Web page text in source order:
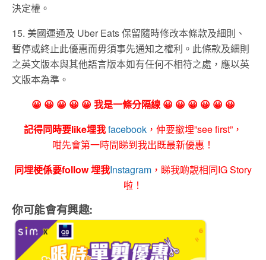
決定權。
15. 美國運通及 Uber Eats 保留隨時修改本條款及細則、
暫停或終止此優惠而毋須事先通知之權利。此條款及細則
之英文版本與其他語言版本如有任何不相符之處，應以英
文版本為準。
😀 😀 😀 😀 😀 我是一條分隔線 😀 😀 😀 😀 😀 😀
記得同時要like埋我facebook ，仲要撳埋”see first”，
咁先會第一時間睇到我出既最新優惠！
同埋梗係要follow 埋我Instagram ，睇我啲靚相同IG Story
啦！
你可能會有興趣: